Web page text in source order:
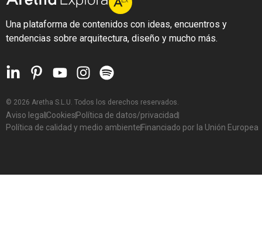
Una plataforma de contenidos con ideas, encuentros y
tendencias sobre arquitectura, diseño y mucho más.
© 2026 Aretha S.L.U. Todos los derechos reservados.
Aviso legal Cookies Política de datos/privacidad
Política de calidad y medio ambiente Financiado por la Unión Europea